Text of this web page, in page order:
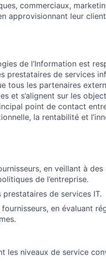
About
Team
commerciaux,
approvisionnant leur
de l’Information est
prestataires de services
tous les partenaires
et s’alignent sur les
point de contact
la rentabilité et
en veillant à
de l’entreprise.
de services IT.
en évaluant
les niveaux de service